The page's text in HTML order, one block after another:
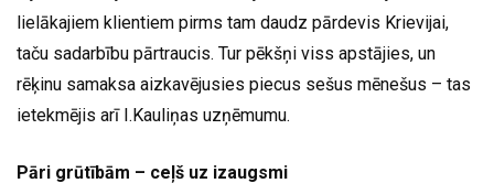
lielākajiem klientiem pirms tam daudz pārdevis Krievijai,
taču sadarbību pārtraucis. Tur pēkšņi viss apstājies, un
rēķinu samaksa aizkavējusies piecus sešus mēnešus – tas
ietekmējis arī I.Kauliņas uzņēmumu.
Pāri grūtībām – ceļš uz izaugsmi